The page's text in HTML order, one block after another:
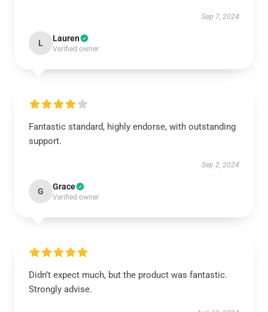
Sep 7, 2024
L Lauren
Verified owner
Fantastic standard, highly endorse, with outstanding
support.
Sep 2, 2024
G Grace
Verified owner
Didn’t expect much, but the product was fantastic.
Strongly advise.